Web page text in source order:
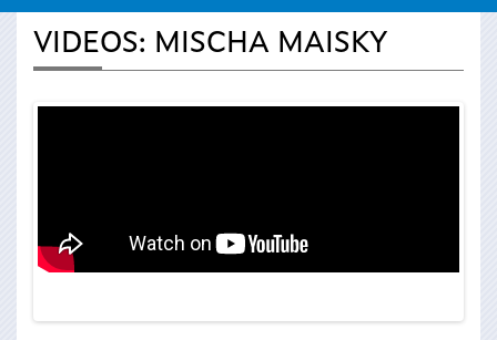
Vostede
está
VIDEOS: MISCHA MAISKY